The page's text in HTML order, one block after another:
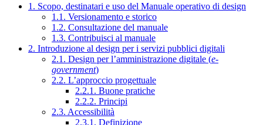
1. Scopo, destinatari e uso del Manuale operativo di design
1.1. Versionamento e storico
1.2. Consultazione del manuale
1.3. Contribuisci al manuale
2. Introduzione al design per i servizi pubblici digitali
2.1. Design per l’amministrazione digitale (e-
government)
2.2. L’approccio progettuale
2.2.1. Buone pratiche
2.2.2. Principi
2.3. Accessibilità
2.3.1. Definizione